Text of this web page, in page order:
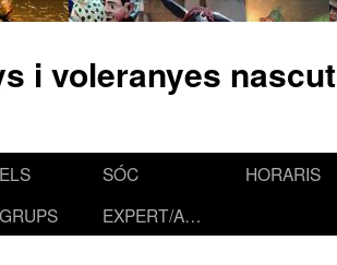
i voleranyes
ELS
GRUPS
SÓC
EXPERT/A…
HORARIS